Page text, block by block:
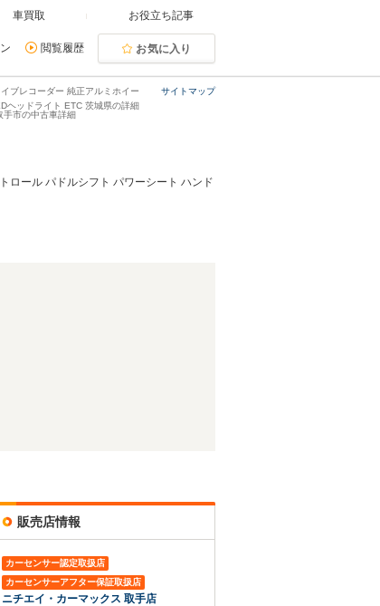
車買取 お役立ち記事
閲覧履歴 お気に入り
サイトマップ
ブレコーダー 純正アルミホイー
ヘッドライト ETC 茨城県の詳細
手市の中古車詳細
ール パドルシフト パワーシート ハンド
販売店情報
カーセンサー認定取扱店
カーセンサーアフター保証取扱店
ニチエイ・カーマックス 取手店